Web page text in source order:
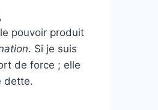
pouvoir produit
. Si je suis
de force ; elle
dette.